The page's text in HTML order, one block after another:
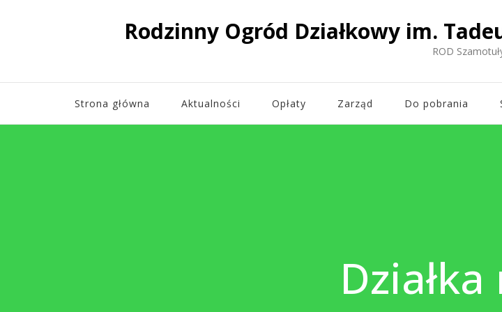
Rodzinny Ogród Działkowy im.
ROD
Strona główna Aktualności Opłaty Zarząd Do pobrania